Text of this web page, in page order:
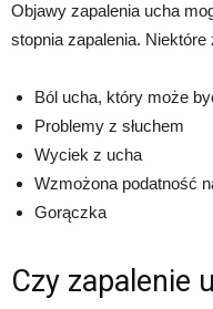
Objawy zapalenia ucha
stopnia zapalenia.
Ból ucha, który może
Problemy z słuchem
Wyciek z ucha
Wzmożona podatność
Gorączka
Czy zapalenie